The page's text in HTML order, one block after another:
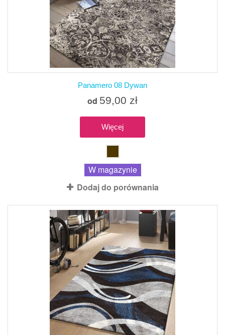
Panamero 08 Dywan
od 59,00 zł
Więcej
W magazynie
Dodaj do porównania